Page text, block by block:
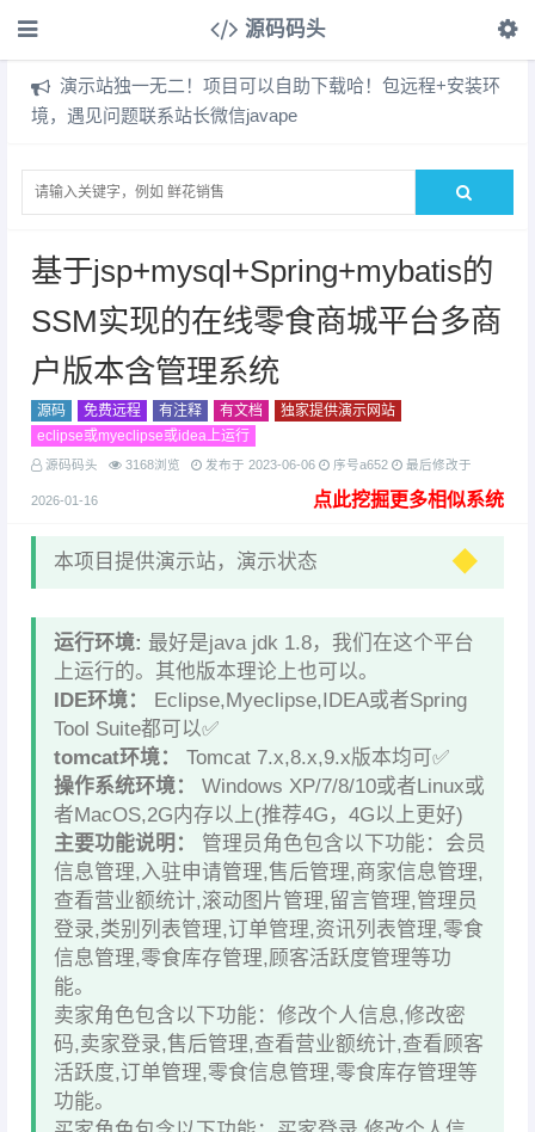
源码码头
演示站独一无二！项目可以自助下载哈！包远程+安装环
境，遇见问题联系站长微信javape
基于jsp+mysql+Spring+mybatis的
SSM实现的在线零食商城平台多商
户版本含管理系统
源码 免费远程 有注释 有文档
独家提供演示网站
eclipse或myeclipse或idea上运行
源码码头 3168浏览 发布于 2023-06-06 序号a652 最后修改于
2026-01-16 点此挖掘更多相似系统
本项目提供演示站，演示状态
运行环境: 最好是java jdk 1.8，我们在这个平台
上运行的。其他版本理论上也可以。
IDE环境：
Eclipse,Myeclipse,IDEA或者Spring
Tool Suite都可以✅
tomcat环境：
Tomcat 7.x,8.x,9.x版本均可✅
操作系统环境：
Windows XP/7/8/10或者Linux或
者MacOS,2G内存以上(推荐4G，4G以上更好)
主要功能说明：
管理员角色包含以下功能：会员
信息管理,入驻申请管理,售后管理,商家信息管理,
查看营业额统计,滚动图片管理,留言管理,管理员
登录,类别列表管理,订单管理,资讯列表管理,零食
信息管理,零食库存管理,顾客活跃度管理等功
能。
卖家角色包含以下功能：修改个人信息,修改密
码,卖家登录,售后管理,查看营业额统计,查看顾客
活跃度,订单管理,零食信息管理,零食库存管理等
功能。